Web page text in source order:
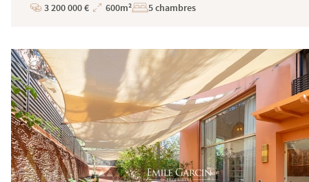
Prix
3 200 000 €
Superficie
600m² 5 chambres